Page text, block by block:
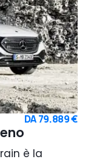
DA79.889 €
è la